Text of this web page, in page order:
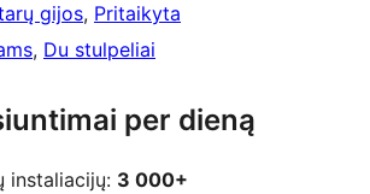
gijos, Pritaikyta
, Du stulpeliai
per dieną
instaliacijų: 3 000+